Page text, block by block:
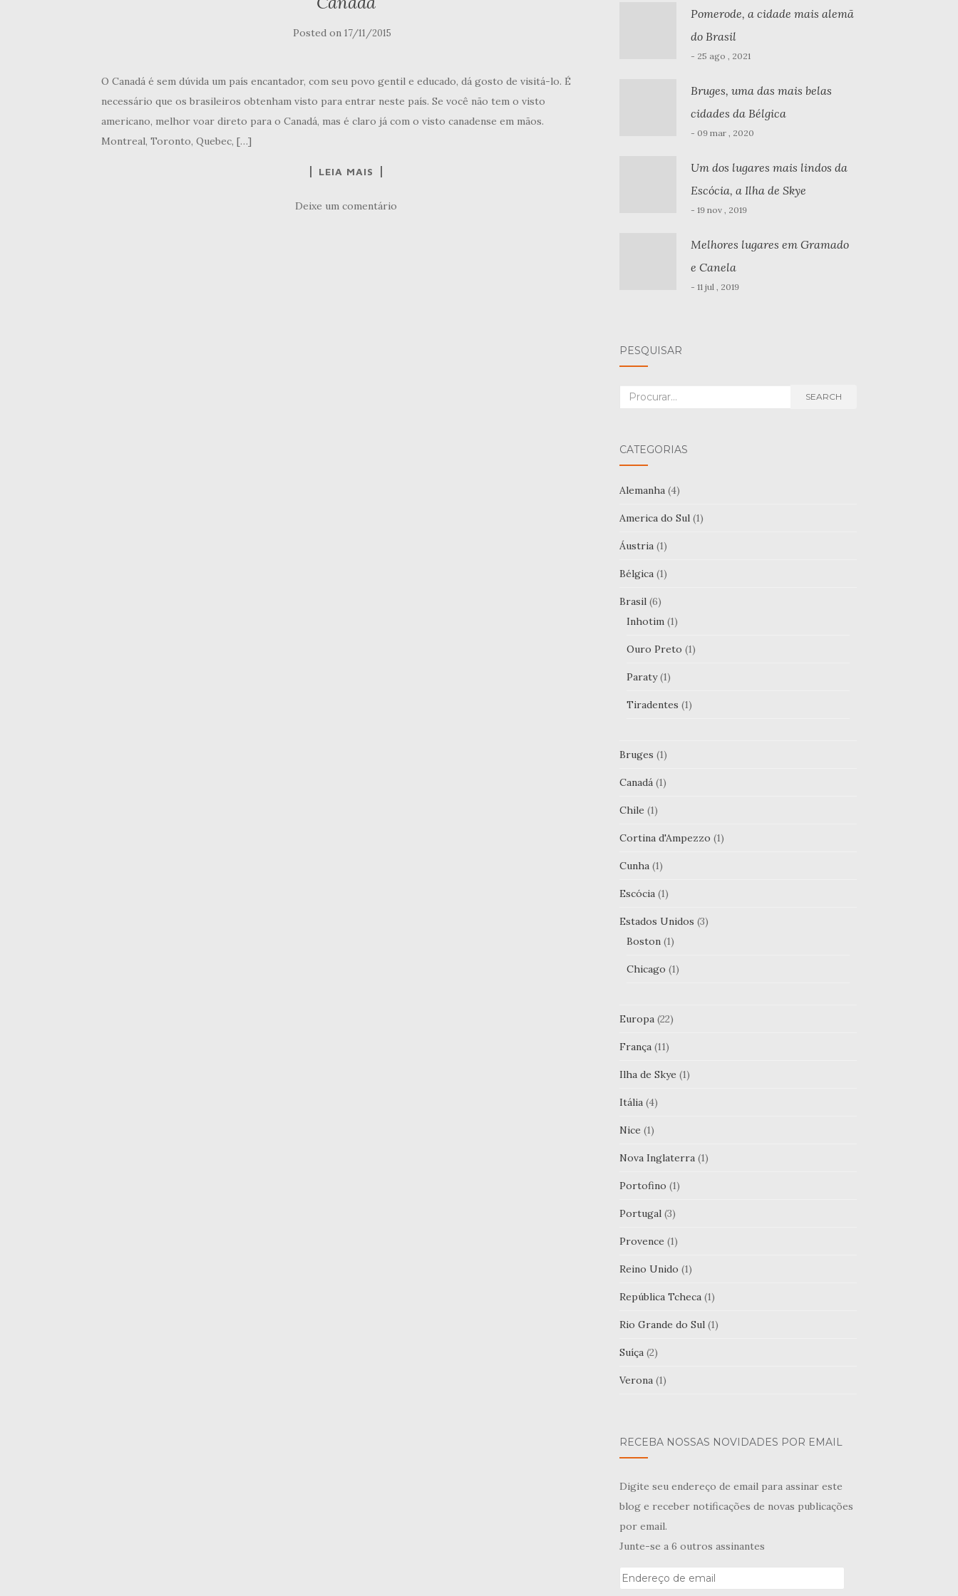
Posted on17/11/2015
O Canadá é sem dúvida um país encantador, com seu povo gentil e educado, dá gosto de visitá-lo. É
necessário que os brasileiros obtenham visto para entrar neste país. Se você não tem o visto
americano, melhor voar direto para o Canadá, mas é claro já com o visto canadense em mãos.
Montreal, Toronto, Quebec, […]
LEIA MAIS
Deixe um comentário
Pomerode, a cidade mais alemã
do Brasil
- 25 ago , 2021
Bruges, uma das mais belas
cidades da Bélgica
- 09 mar , 2020
Um dos lugares mais lindos da
Escócia, a Ilha de Skye
- 19 nov , 2019
Melhores lugares em Gramado
e Canela
- 11 jul , 2019
PESQUISAR
Search
SEARCH
CATEGORIAS
Alemanha(4)
America do Sul(1)
Áustria(1)
Bélgica(1)
Brasil(6)
Inhotim(1)
Ouro Preto (1)
Paraty(1)
Tiradentes (1)
Bruges (1)
Canadá(1)
Chile (1)
Cortina d'Ampezzo (1)
Cunha(1)
Escócia(1)
Estados Unidos (3)
Boston(1)
Chicago (1)
Europa(22)
França(11)
Ilha de Skye (1)
Itália(4)
Nice (1)
Nova Inglaterra(1)
Portofino (1)
Portugal(3)
Provence (1)
Reino Unido (1)
República Tcheca(1)
Rio Grande do Sul(1)
Suíça(2)
Verona(1)
RECEBA NOSSAS NOVIDADES POR EMAIL
Digite seu endereço de email para assinar este
blog e receber notificações de novas publicações
por email.
Junte-se a 6 outros assinantes
Endereço